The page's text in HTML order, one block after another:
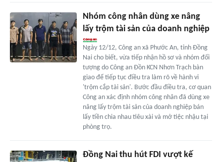
Nhóm công nhân dùng xe nâng
lấy trộm tài sản của doanh nghiệp
Ngày 12/12, Công an xã Phước An, tỉnh Đồng
Nai cho biết, vừa tiếp nhận hồ sơ và nhóm đối
tượng do Công an Đồn KCN Nhơn Trạch bàn
giao để tiếp tục điều tra làm rõ về hành vi
'trộm cắp tài sản'. Bước đầu điều tra, cơ quan
Công an xác định nhóm công nhân đã dùng xe
nâng lấy trộm tài sản của doanh nghiệp bán
lấy tiền chia nhau tiêu xài và mở tiệc nhậu tại
phòng trọ.
Đồng Nai thu hút FDI vượt kế